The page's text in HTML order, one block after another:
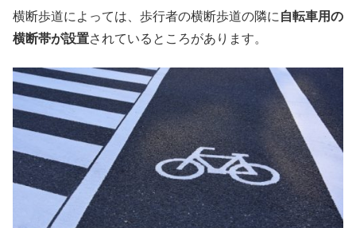
横断歩道によっては、歩行者の横断歩道の隣に 自転車用の
横断帯が設置されているところがあります。